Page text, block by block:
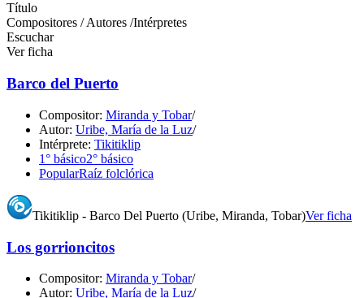
Título
Compositores / Autores /Intérpretes
Escuchar
Ver ficha
Barco del Puerto
Compositor: Miranda y Tobar/
Autor: Uribe, María de la Luz/
Intérprete: Tikitiklip
1° básico2° básico
PopularRaíz folclórica
Tikitiklip - Barco Del Puerto (Uribe, Miranda, Tobar)Ver ficha
Los gorrioncitos
Compositor: Miranda y Tobar/
Autor: Uribe, María de la Luz/